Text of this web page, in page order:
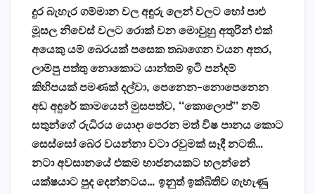
දුර බැහැර ගම්මාන වල අඳුරු ලෙන් වලට හෝ පාළු
මූසල නිවෙස් වලට රොක් වන මොවුහු අතුරින් එක්
අයෙකු යම් බෙරයක් පසෙක තබාගෙන වයන අතර,
ලාම්පු පත්තු නොකොට යාන්තම් ඉටි පන්දම්
කිහිපයක් පමණක් දල්වා, පෙනෙන-නොපෙනෙන
අඩ අඳුරේ කාමයෙන් මුසපත්ව, “කොලොප්” නම්
සතුන්ගේ රුධිරය යොදා පෙරන මත් විෂ පානය කොට
සෙස්සෝ බෙර වයන්නා වටා රවුමක් සෑදී නටති…
නටා අවසානයේ එකම භාජනයකට හලන්නේ
යක්ෂයාට පුද දෙන්නටය… ඉනුත් ඉක්බිතිව ගැහැණු